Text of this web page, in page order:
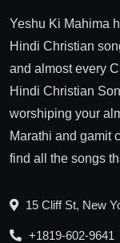
Yeshu Ki Mahima
Hindi Christian
and almost every
Hindi Christian
worshiping your
Marathi and gamit
find all the songs
15 Cliff St, New
+1819-602-9641